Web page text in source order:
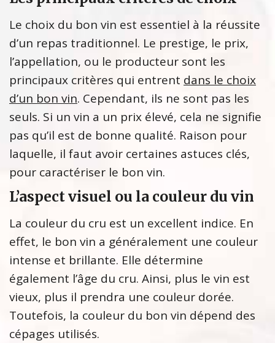
Le choix du bon vin est essentiel à la réussite
d’un repas traditionnel. Le prestige, le prix,
l’appellation, ou le producteur sont les
principaux critères qui entrent dans le choix
d’un bon vin. Cependant, ils ne sont pas les
seuls. Si un vin a un prix élevé, cela ne signifie
pas qu’il est de bonne qualité. Raison pour
laquelle, il faut avoir certaines astuces clés,
pour caractériser le bon vin.
L’aspect visuel ou la couleur du vin
La couleur du cru est un excellent indice. En
effet, le bon vin a généralement une couleur
intense et brillante. Elle détermine
également l’âge du cru. Ainsi, plus le vin est
vieux, plus il prendra une couleur dorée.
Toutefois, la couleur du bon vin dépend des
cépages utilisés.